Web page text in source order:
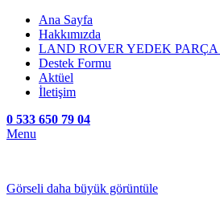
Ana Sayfa
Hakkımızda
LAND ROVER YEDEK
Destek Formu
Aktüel
İletişim
0 533 650 79 04
Menu
Görseli daha büyük görüntüle